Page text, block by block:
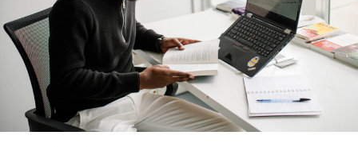
ESPACES DE PRATIQUE ARTISTIQUE ↓
Recherche
Connexion
↓